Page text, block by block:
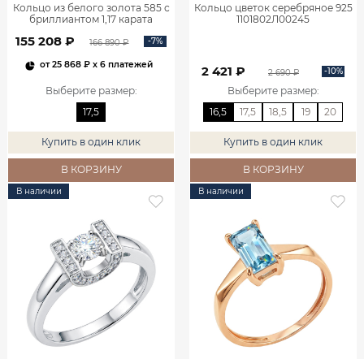
Кольцо из белого золота 585 с
бриллиантом 1,17 карата
155 208 ₽ 166 890 ₽ -7%
от25 868 ₽x 6 платежей
Выберите размер:
17,5
Купить в один клик
В КОРЗИНУ
Кольцо цветок серебряное 925
1101802Л00245
2 421 ₽ 2 690 ₽ -10%
Выберите размер:
16,5
17,5 18,5 19 20
Купить в один клик
В КОРЗИНУ
В наличии В наличии